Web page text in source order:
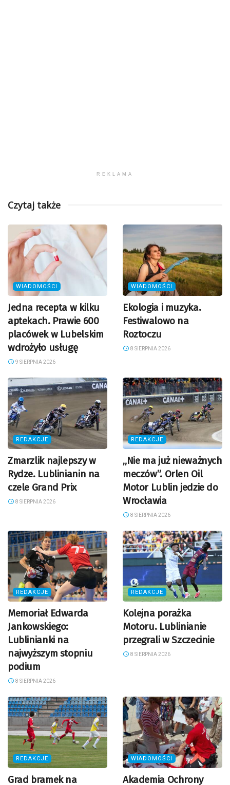
REKLAMA
Czytaj także
WIADOMOŚCI
Jedna recepta w kilku
aptekach. Prawie 600
placówek w Lubelskim
wdrożyło usługę
9 SIERPNIA 2026
WIADOMOŚCI
Ekologia i muzyka.
Festiwalowo na
Roztoczu
8 SIERPNIA 2026
REDAKCJE
Zmarzlik najlepszy w
Rydze. Lublinianin na
czele Grand Prix
8 SIERPNIA 2026
REDAKCJE
„Nie ma już nieważnych
meczów”. Orlen Oil
Motor Lublin jedzie do
Wrocławia
8 SIERPNIA 2026
REDAKCJE
Memoriał Edwarda
Jankowskiego:
Lublinianki na
najwyższym stopniu
podium
8 SIERPNIA 2026
REDAKCJE
Kolejna porażka
Motoru. Lublinianie
przegrali w Szczecinie
8 SIERPNIA 2026
REDAKCJE
Grad bramek na
WIADOMOŚCI
Akademia Ochrony